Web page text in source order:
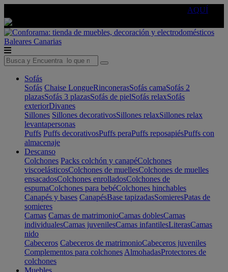
AQUÍ
Baleares Canarias
Sofás
Sofás Chaise LongueRinconerasSofás camaSofás 2
plazasSofás 3 plazasSofás de pielSofás relaxSofás
exteriorDivanes
Sillones Sillones decorativosSillones relaxSillones relax
levantapersonas
Puffs Puffs decorativosPuffs peraPuffs reposapiésPuffs con
almacenaje
Descanso
Colchones Packs colchón y canapéColchones
viscoelásticosColchones de muellesColchones de muelles
ensacadosColchones enrolladosColchones de
espumaColchones para bebéColchones hinchables
Canapés y bases CanapésBase tapizadasSomieresPatas de
somieres
Camas Camas de matrimonioCamas doblesCamas
individualesCamas juvenilesCamas infantilesLiterasCamas
nido
Cabeceros Cabeceros de matrimonioCabeceros juveniles
Complementos para colchones AlmohadasProtectores de
colchones
Muebles